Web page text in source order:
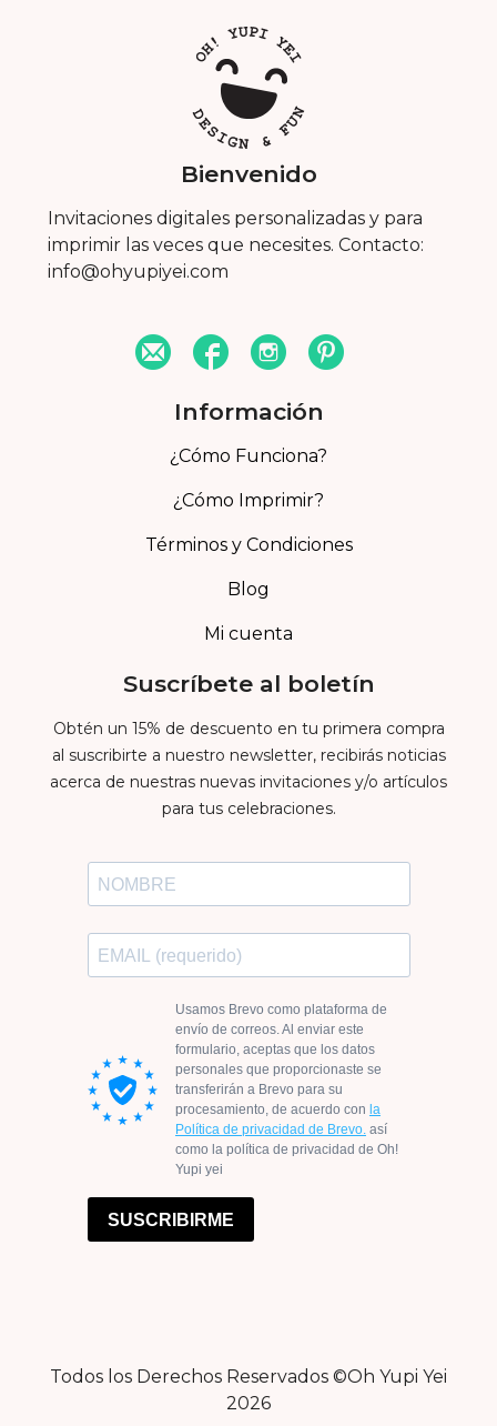
Bienvenido
Invitaciones digitales personalizadas y para
imprimir las veces que necesites. Contacto:
info@ohyupiyei.com
Información
¿Cómo Funciona?
¿Cómo Imprimir?
Términos y Condiciones
Blog
Mi cuenta
Suscríbete al boletín
Obtén un 15% de descuento en tu primera compra
al suscribirte a nuestro newsletter, recibirás noticias
acerca de nuestras nuevas invitaciones y/o artículos
para tus celebraciones.
Todos los Derechos Reservados ©Oh Yupi Yei
2026